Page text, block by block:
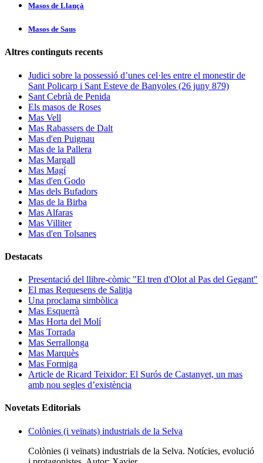
Masos de Llançà
Masos de Saus
Altres continguts recents
Judici sobre la possessió d’unes cel·les entre el monestir de
Sant Policarp i Sant Esteve de Banyoles (26 juny 879)
Sant Cebrià de Penida
Els masos de Roses
Mas Vell
Mas Rabassers de Dalt
Mas d'en Puignau
Mas de la Pallera
Mas Margall
Mas Magí
Mas d'en Godo
Mas dels Bufadors
Mas de la Birba
Mas Alfaras
Mas Villiter
Mas d'en Tolsanes
Destacats
Presentació del llibre-còmic "El tren d'Olot al Pas del Gegant"
El mas Requesens de Salitja
Una proclama simbòlica
Mas Esquerrà
Mas Horta del Molí
Mas Torrada
Mas Serrallonga
Mas Marquès
Mas Formiga
Article de Ricard Teixidor: El Surós de Castanyet, un mas
amb nou segles d’existència
Novetats Editorials
Colònies (i veïnats) industrials de la Selva
Colònies (i veïnats) industrials de la Selva. Notícies, evolució